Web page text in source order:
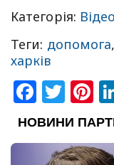
Категорія: Відео
Теги: допомога,
харків